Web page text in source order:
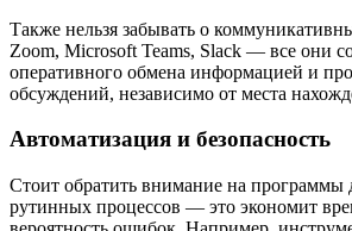
Также нельзя забывать о
Zoom, Microsoft Teams, Slack — все они
оперативного обмена информацией и
обсуждений, независимо от места
Автоматизация и безопасность
Стоит обратить внимание на программы
рутинных процессов — это экономит